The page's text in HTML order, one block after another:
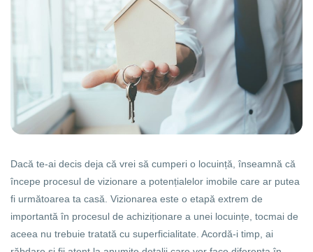
Dacă te-ai decis deja că vrei să cumperi o locuință, înseamnă că
începe procesul de vizionare a potențialelor imobile care ar putea
fi următoarea ta casă. Vizionarea este o etapă extrem de
importantă în procesul de achiziționare a unei locuințe, tocmai de
aceea nu trebuie tratată cu superficialitate. Acordă-i timp, ai